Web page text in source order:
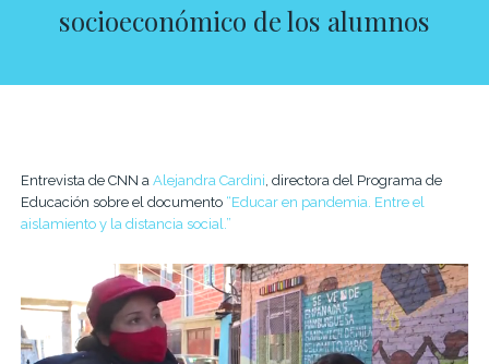
socioeconómico de los alumnos
Entrevista de CNN a Alejandra Cardini, directora del Programa de
Educación sobre el documento “Educar en pandemia. Entre el
aislamiento y la distancia social.”
Player